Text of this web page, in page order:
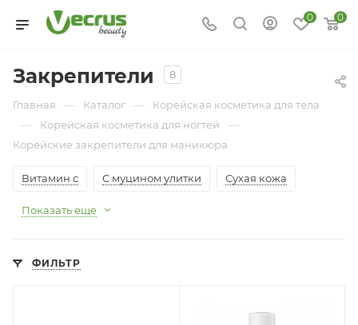
0 0
Закрепители 8
Главная — Каталог — Корейская косметика для тела
— Корейская косметика для ногтей —
Корейские закрепители для маникюра
Витамин с С муцином улитки Сухая кожа
Показать еще
ФИЛЬТР